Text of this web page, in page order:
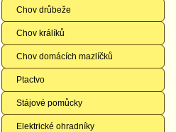
Chov drůbeže
Chov králíků
Chov domácích mazlíčků
Ptactvo
Stájové pomůcky
Elektrické ohradníky